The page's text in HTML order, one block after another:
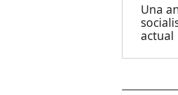
Una
actual